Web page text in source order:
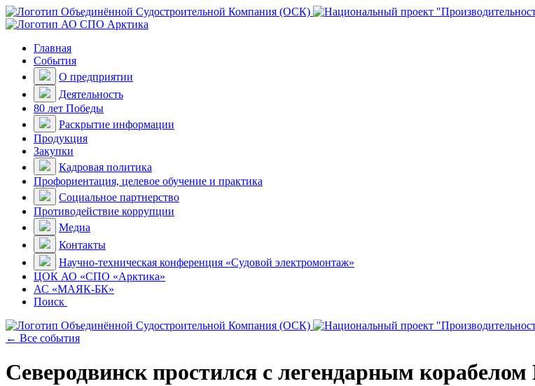
Главная
События
О предприятии
Деятельность
80 лет Победы
Раскрытие информации
Продукция
Закупки
Кадровая политика
Профориентация, целевое обучение и практика
Социальное партнерство
Противодействие коррупции
Медиа
Контакты
Научно-техническая конференция «Судовой электромонтаж»
ЦОК АО «СПО «Арктика»
АС «МАЯК-БК»
Поиск
← Все события
Северодвинск простился с легендарным